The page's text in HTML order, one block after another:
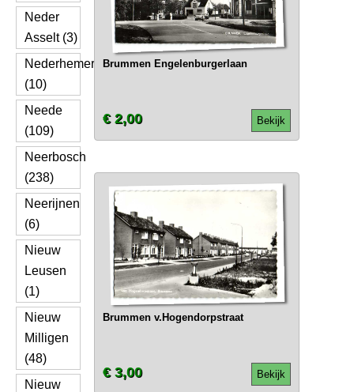
Neder
Asselt (3)
Nederhemert
(10)
Neede
(109)
Neerbosch
(238)
Neerijnen
(6)
Nieuw
Leusen
(1)
Nieuw
Milligen
(48)
Nieuw
Brummen Engelenburgerlaan
Bekijk
€ 2,00
Brummen v.Hogendorpstraat
Bekijk
€ 3,00